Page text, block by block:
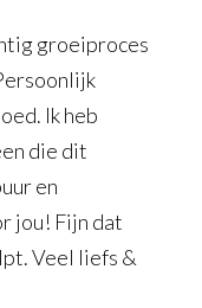
groeiproces
Ik heb
die dit
en
jou! Fijn dat
Veel liefs &